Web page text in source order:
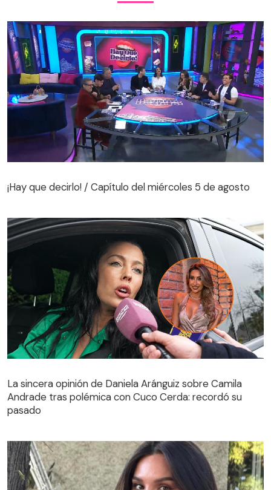
¡Hay que decirlo! / Capítulo del miércoles 5 de agosto
Andrade tras polémica con Cuco Cerda: recordó su
pasado
La sincera opinión de Daniela Aránguiz sobre Camila
Andrade tras polémica con Cuco Cerda: recordó su
pasado